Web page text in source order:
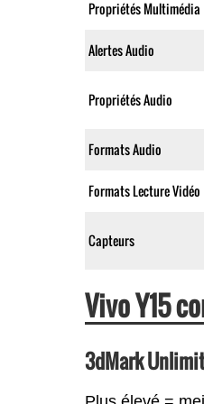
Propriétés Multimédia
Alertes Audio
Propriétés Audio
Formats Audio
Formats Lecture Vidéo
Capteurs
Vivo Y15
3dMark